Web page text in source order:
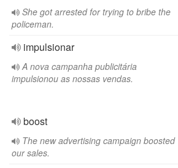
She got arrested for trying to bribe the
policeman.
impulsionar
A nova campanha publicitária
impulsionou as nossas vendas.
boost
The new advertising campaign boosted
our sales.